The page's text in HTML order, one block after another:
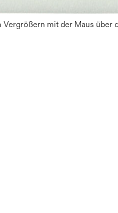
Vergrößern mit der Maus über